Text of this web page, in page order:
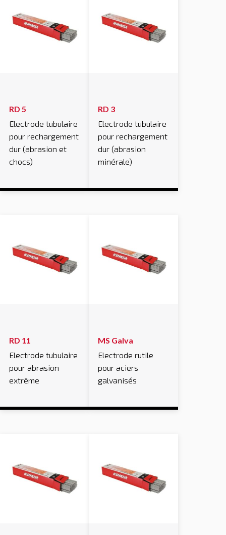
RD 5
Electrode tubulaire
pour rechargement
dur (abrasion et
chocs)
RD 3
Electrode tubulaire
pour rechargement
dur (abrasion
minérale)
RD 11
Electrode tubulaire
pour abrasion
extrême
MS Galva
Electrode rutile
pour aciers
galvanisés